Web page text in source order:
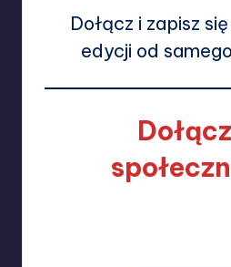
Dołącz i zapisz
edycji od